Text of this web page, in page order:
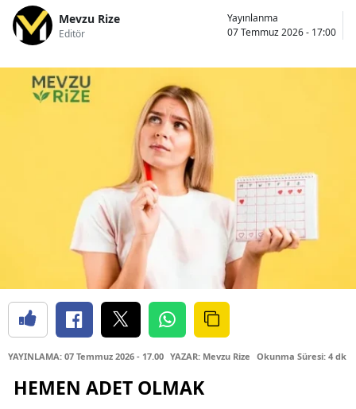
Mevzu Rize
Editör
Yayınlanma
07 Temmuz 2026 - 17:00
YAYINLAMA: 07 Temmuz 2026 - 17.00 YAZAR: Mevzu Rize Okunma Süresi: 4 dk
HEMEN ADET OLMAK